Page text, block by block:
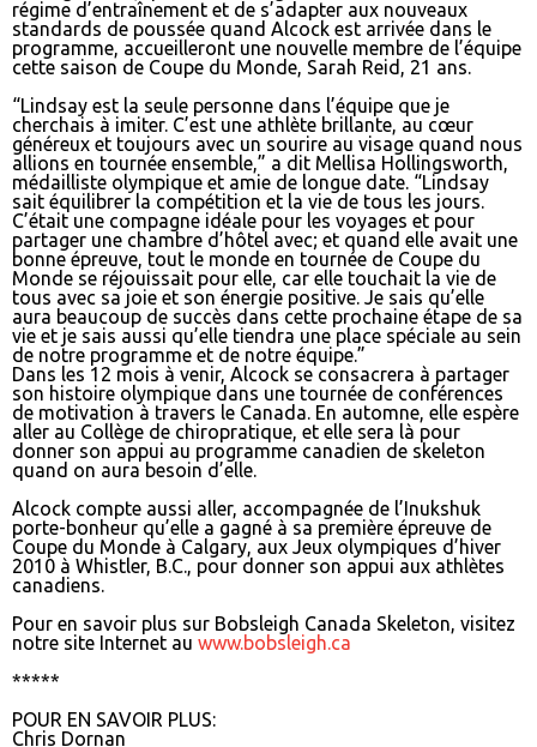
régime d’entraînement et de s’adapter aux nouveaux
standards de poussée quand Alcock est arrivée dans le
programme, accueilleront une nouvelle membre de l’équipe
cette saison de Coupe du Monde, Sarah Reid, 21 ans.
“Lindsay est la seule personne dans l’équipe que je
cherchais à imiter. C’est une athlète brillante, au cœur
généreux et toujours avec un sourire au visage quand nous
allions en tournée ensemble,” a dit Mellisa Hollingsworth,
médailliste olympique et amie de longue date. “Lindsay
sait équilibrer la compétition et la vie de tous les jours.
C’était une compagne idéale pour les voyages et pour
partager une chambre d’hôtel avec; et quand elle avait une
bonne épreuve, tout le monde en tournée de Coupe du
Monde se réjouissait pour elle, car elle touchait la vie de
tous avec sa joie et son énergie positive. Je sais qu’elle
aura beaucoup de succès dans cette prochaine étape de sa
vie et je sais aussi qu’elle tiendra une place spéciale au sein
de notre programme et de notre équipe.”
Dans les 12 mois à venir, Alcock se consacrera à partager
son histoire olympique dans une tournée de conférences
de motivation à travers le Canada. En automne, elle espère
aller au Collège de chiropratique, et elle sera là pour
donner son appui au programme canadien de skeleton
quand on aura besoin d’elle.
Alcock compte aussi aller, accompagnée de l’Inukshuk
porte-bonheur qu’elle a gagné à sa première épreuve de
Coupe du Monde à Calgary, aux Jeux olympiques d’hiver
2010 à Whistler, B.C., pour donner son appui aux athlètes
canadiens.
Pour en savoir plus sur Bobsleigh Canada Skeleton, visitez
notre site Internet au www.bobsleigh.ca
*****
POUR EN SAVOIR PLUS:
Chris Dornan